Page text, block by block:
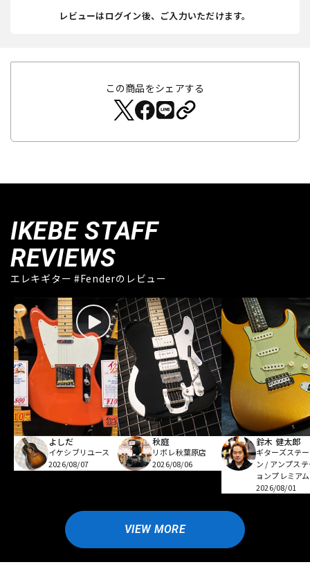
レビューはログイン後、ご入力いただけます。
この商品をシェアする
IKEBE STAFF
REVIEWS
エレキギター #Fenderのレビュー
よしだ
イケシブリユース
2026/08/07
秋庭
リボレ秋葉原店
2026/08/06
鈴木 健太郎
ギターズステ
ン / アンプス
ョンプレミアム
2026/08/01
VIEW MORE